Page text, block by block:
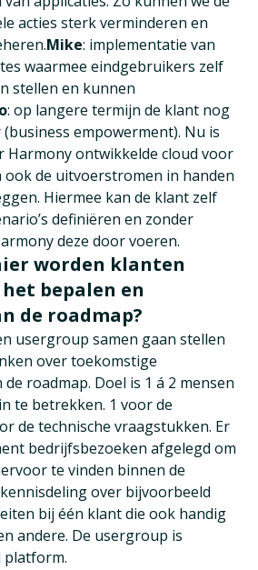
acties sterk verminderen en
Mike: implementatie van
waarmee eindgebruikers zelf
stellen en kunnen
: op langere termijn de klant nog
empowerment). Nu is
Harmony ontwikkelde cloud voor
ook de uitvoerstromen in handen
Hiermee kan de klant zelf
definiëren en zonder
deze door voeren.
worden klanten
bepalen en
de roadmap?
usergroup samen gaan stellen
over toekomstige
roadmap. Doel is 1 á 2 mensen
te betrekken. 1 voor de
de technische vraagstukken. Er
bedrijfsbezoeken afgelegd om
te vinden binnen de
over bijvoorbeeld
bij één klant die ook handig
andere. De usergroup is
platform.